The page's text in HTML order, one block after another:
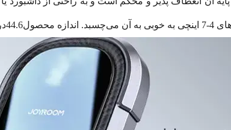
است.